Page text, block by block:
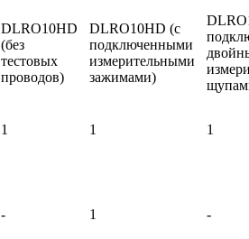
DLRO10HD
(без
тестовых
проводов)
DLRO10HD (с
подключенными
измерительными
зажимами)
1 1 1
- 1 -